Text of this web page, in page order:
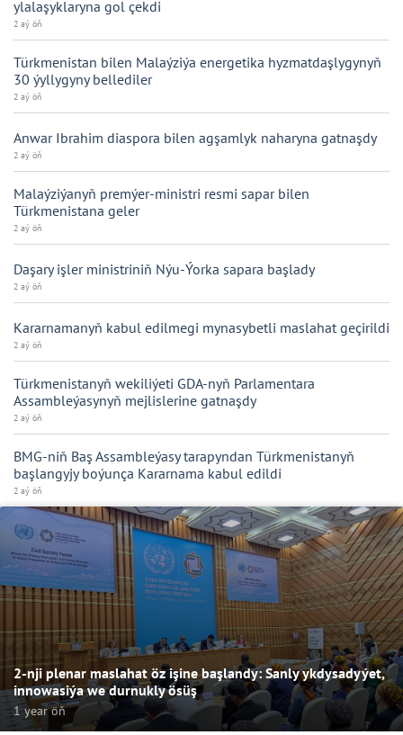
ylalaşyklaryna gol çekdi
2 aý öň
Türkmenistan bilen Malaýziýa energetika hyzmatdaşlygynyň
30 ýyllygyny bellediler
2 aý öň
Anwar Ibrahim diaspora bilen agşamlyk naharyna gatnaşdy
2 aý öň
Malaýziýanyň premýer-ministri resmi sapar bilen
Türkmenistana geler
2 aý öň
Daşary işler ministriniň Nýu-Ýorka sapara başlady
2 aý öň
Kararnamanyň kabul edilmegi mynasybetli maslahat geçirildi
2 aý öň
Türkmenistanyň wekiliýeti GDA-nyň Parlamentara
Assambleýasynyň mejlislerine gatnaşdy
2 aý öň
BMG-niň Baş Assambleýasy tarapyndan Türkmenistanyň
başlangyjy boýunça Kararnama kabul edildi
2 aý öň
2-nji plenar maslahat öz işine başlandy: Sanly ykdysadyýet,
innowasiýa we durnukly ösüş
1 year öň